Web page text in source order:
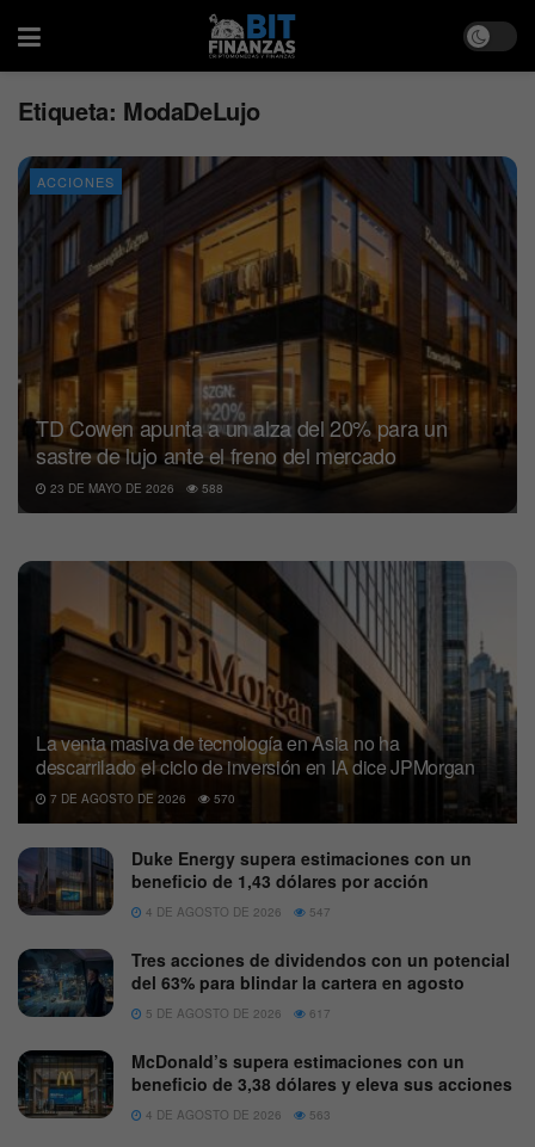
Etiqueta: ModaDeLujo
ACCIONES
TD Cowen apunta a un alza del 20% para un
sastre de lujo ante el freno del mercado
23 DE MAYO DE 2026 588
La venta masiva de tecnología en Asia no ha
descarrilado el ciclo de inversión en IA dice JPMorgan
7 DE AGOSTO DE 2026 570
Duke Energy supera estimaciones con un
beneficio de 1,43 dólares por acción
4 DE AGOSTO DE 2026 547
Tres acciones de dividendos con un potencial
del 63% para blindar la cartera en agosto
5 DE AGOSTO DE 2026 617
McDonald’s supera estimaciones con un
beneficio de 3,38 dólares y eleva sus acciones
4 DE AGOSTO DE 2026 563